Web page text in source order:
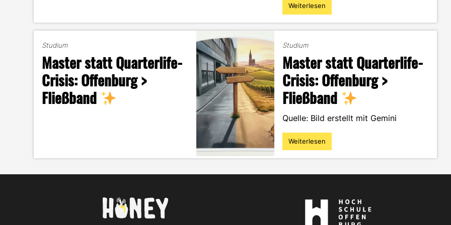
"Adrenalin
im
im
Kopf
–
Mein
Weg
zum
Master"
Weiterlesen
Studium
Master statt Quarterlife-
Crisis: Offenburg >
Fließband
Studium
Master statt Quarterlife-
Crisis: Offenburg >
Fließband
Quelle: Bild erstellt mit Gemini
"Master
statt
Crisis:
Fließband
Weiterlesen
Hier
geht's